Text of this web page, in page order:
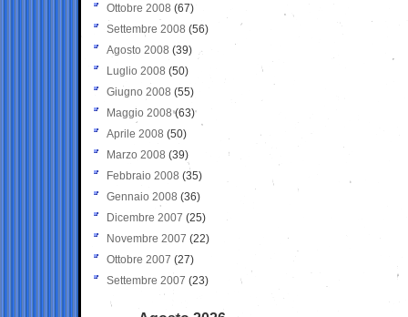
Ottobre 2008 (67)
Settembre 2008 (56)
Agosto 2008 (39)
Luglio 2008 (50)
Giugno 2008 (55)
Maggio 2008(63)
Aprile 2008 (50)
Marzo 2008 (39)
Febbraio 2008 (35)
Gennaio 2008 (36)
Dicembre 2007 (25)
Novembre 2007 (22)
Ottobre 2007 (27)
Settembre 2007 (23)